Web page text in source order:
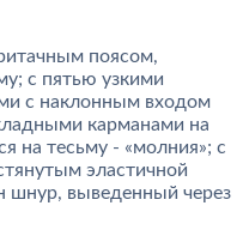
поясом,
с пятью узкими
с наклонным входом
карманами на
на тесьму - «молния»; с
эластичной
шнур, выведенный через